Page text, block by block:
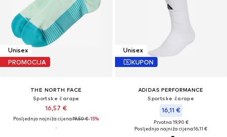
Unisex
PROMOCIJA
THE NORTH FACE
Sportske čarape
16,57 €
Posljednja najniža cijena:19,50 €-15%
Unisex
KUPON
ADIDAS PERFORMANCE
Sportske čarape
16,11 €
Prvotno: 19,90 €
Posljednja najniža cijena:16,11 €